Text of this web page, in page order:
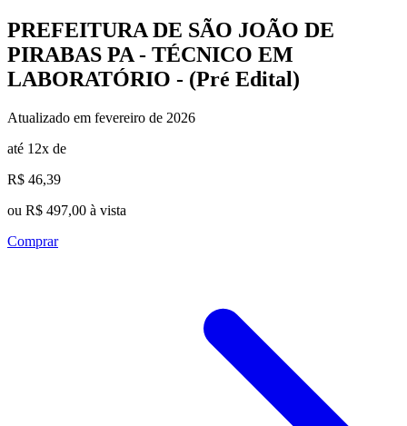
PREFEITURA DE SÃO JOÃO DE
PIRABAS PA - TÉCNICO EM
LABORATÓRIO - (Pré Edital)
Atualizado em fevereiro de 2026
até 12x de
R$ 46,39
ou R$ 497,00 à vista
Comprar